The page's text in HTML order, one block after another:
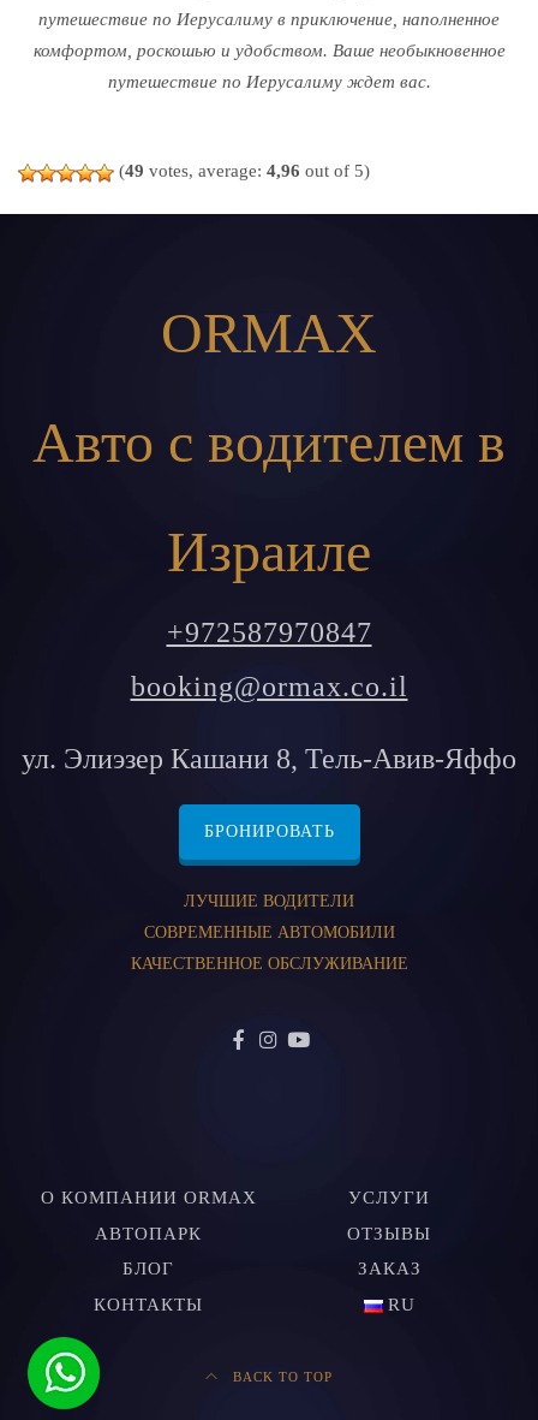
путешествие по Иерусалиму в приключение, наполненное
комфортом, роскошью и удобством. Ваше необыкновенное
путешествие по Иерусалиму ждет вас.
(49 votes, average: 4,96 out of 5)
ORMAX
Авто с водителем в
Израиле
+972587970847
booking@ormax.co.il
ул. Элиэзер Кашани 8, Тель-Авив-Яффо
БРОНИРОВАТЬ
ЛУЧШИЕ ВОДИТЕЛИ
СОВРЕМЕННЫЕ АВТОМОБИЛИ
КАЧЕСТВЕННОЕ ОБСЛУЖИВАНИЕ
О КОМПАНИИ ORMAX
УСЛУГИ
АВТОПАРК
ОТЗЫВЫ
БЛОГ
ЗАКАЗ
КОНТАКТЫ
RU
BACK TO TOP